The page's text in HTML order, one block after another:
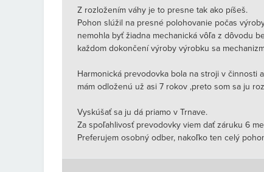
Z rozložením váhy je to presne tak ako píšeš.
Pohon slúžil na presné polohovanie počas
nemohla byť žiadna mechanická vôľa z dôvodu
každom dokončení výroby výrobku sa
Harmonická prevodovka bola na stroji v činnosti
mám odloženú už asi 7 rokov ,preto som sa ju
Vyskúšať sa ju dá priamo v Trnave.
Za spoľahlivosť prevodovky viem dať záruku 6
Preferujem osobný odber, nakoľko ten celý